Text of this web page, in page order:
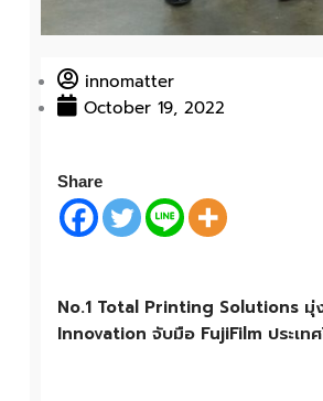
innomatter
October 19, 2022
Share
No.1 Total Printing Solutions
Innovation จับมือ FujiFilm ประเ